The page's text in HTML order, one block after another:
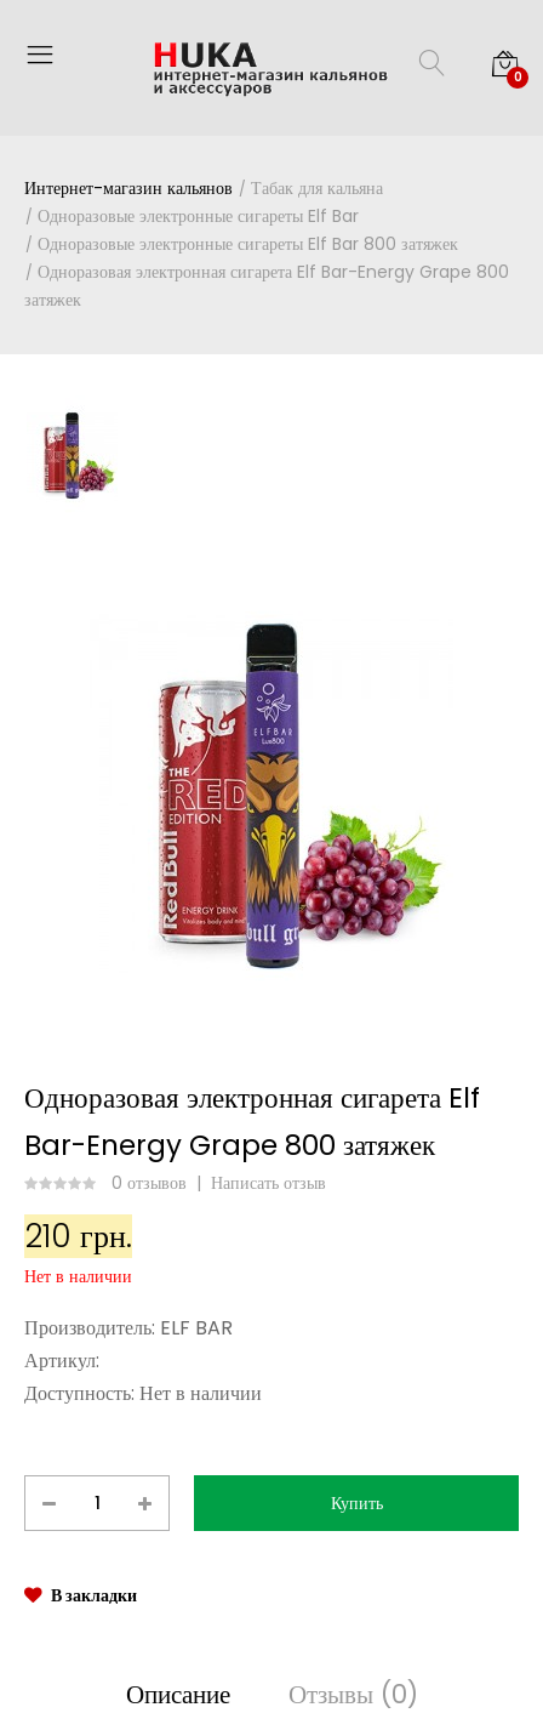
0
Интернет-магазин кальянов
Табак для кальяна
Одноразовые электронные сигареты Elf Bar
Одноразовые электронные сигареты Elf Bar 800 затяжек
Одноразовая электронная сигарета Elf Bar-Energy Grape 800
затяжек
Одноразовая электронная сигарета Elf
Bar-Energy Grape 800 затяжек
0 отзывов | Написать отзыв
210 грн.
Нет в наличии
Производитель: ELF BAR
Артикул:
Доступность: Нет в наличии
В закладки
Описание Отзывы (0)